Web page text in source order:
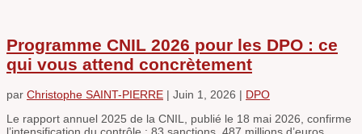
Programme CNIL 2026 pour les DPO : ce
qui vous attend concrètement
par Christophe SAINT-PIERRE | Juin 1, 2026 | DPO
Le rapport annuel 2025 de la CNIL, publié le 18 mai 2026, confirme